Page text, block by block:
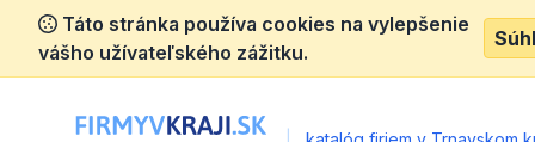
Táto stránka používa cookies na vylepšenie
vášho užívateľského zážitku.